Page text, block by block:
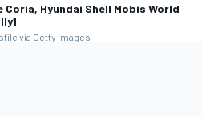
Hyundai Shell Mobis World
via Getty Images